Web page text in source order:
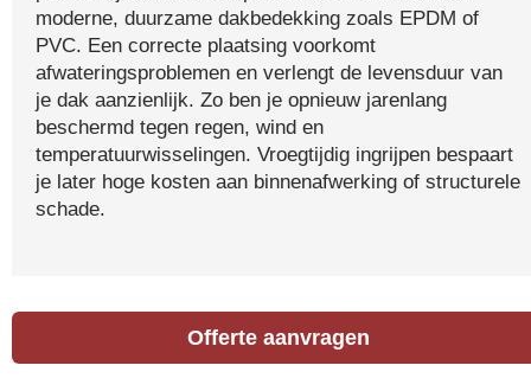
moderne, duurzame dakbedekking zoals EPDM of
PVC. Een correcte plaatsing voorkomt
afwateringsproblemen en verlengt de levensduur van
je dak aanzienlijk. Zo ben je opnieuw jarenlang
beschermd tegen regen, wind en
temperatuurwisselingen. Vroegtijdig ingrijpen bespaart
je later hoge kosten aan binnenafwerking of structurele
schade.
Offerte aanvragen